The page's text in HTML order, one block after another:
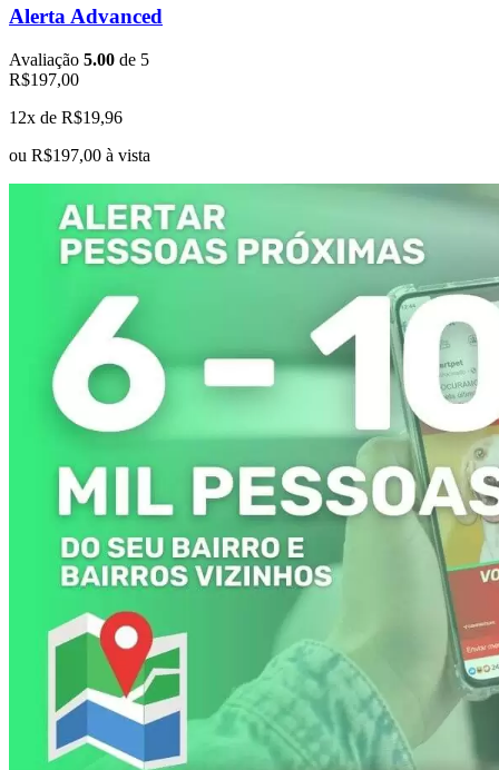
Alerta Advanced
Avaliação 5.00 de 5
R$197,00
12x de R$19,96
ou R$197,00 à vista